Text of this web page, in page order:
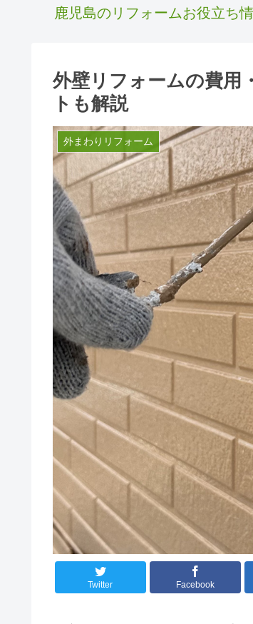
鹿児島のリフォームお役立ち
外壁リフォームの費用
トも解説
外まわりリフォーム
Twitter Facebook